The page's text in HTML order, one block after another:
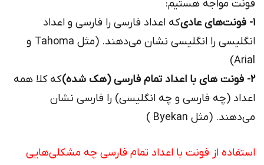
فونت مواجه هستیم:
۱- فونت‌های عادی
که اعداد فارسی را فارسی و اعداد
انگلیسی را انگلیسی نشان می‌دهند. (مثل Tahoma و
Arial)
۲- فونت های با اعداد تمام فارسی (هک شده)
که کلا همه
اعداد (چه فارسی و چه انگلیسی) را فارسی نشان
می‌دهند. (مثل Byekan )
استفاده از فونت با اعداد تمام فارسی چه مشکلی‌هایی